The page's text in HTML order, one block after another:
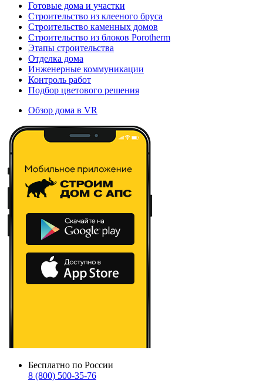
Готовые дома и участки
Строительство из клееного бруса
Строительство каменных домов
Строительство из блоков Porotherm
Этапы строительства
Отделка дома
Инженерные коммуникации
Контроль работ
Подбор цветового решения
Обзор дома в VR
Бесплатно по России
8 (800) 500-35-76